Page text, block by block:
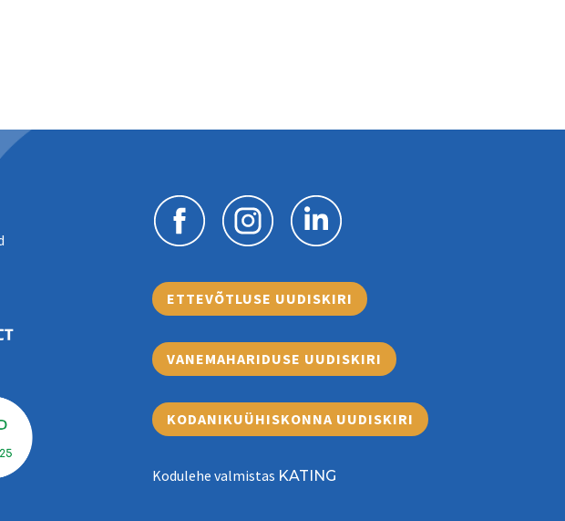
ETTEVÕTLUSE UUDISKIRI
VANEMAHARIDUSE UUDISKIRI
KODANIKUÜHISKONNA UUDISKIRI
Kodulehe valmistas KATING